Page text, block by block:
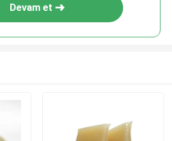
Devam et